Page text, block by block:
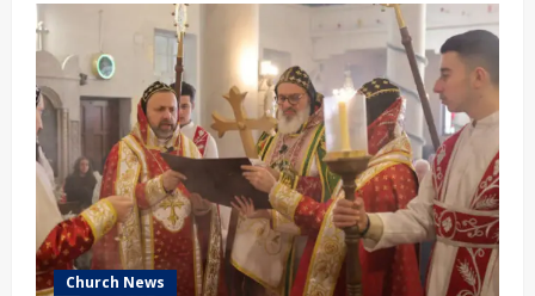
മലങ്കര
മർത്തമറിയം
വനിതാ
സമാജം
ദേശീയ
സമ്മേളനം
Church News